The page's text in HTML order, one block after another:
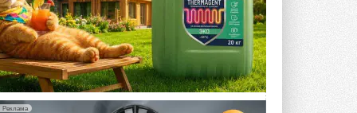
ВЧЕРА
«РУСКЛИМАТ Fest 2026» в Уфе
собрал свыше 700 профи
климатической отрасли
Организатором выступил торгово-
производственный холдинг ...
3 АВГУСТА 2026
Реклама